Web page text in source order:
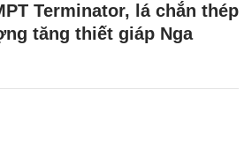
Terminator, lá chắn thép
tăng thiết giáp Nga